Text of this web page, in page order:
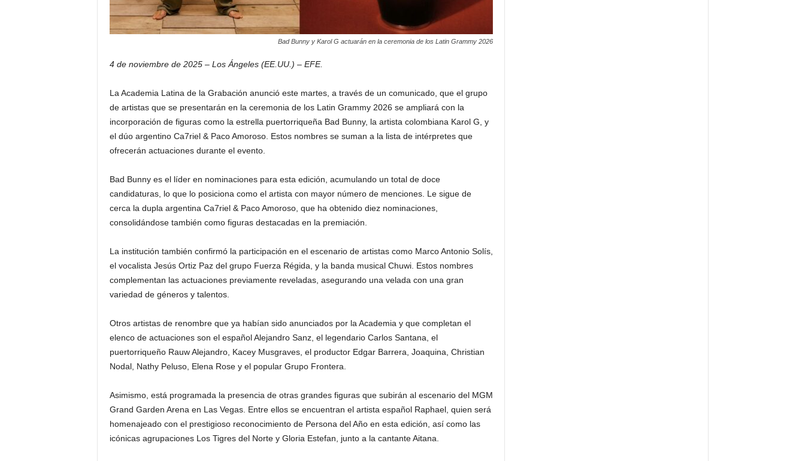
Bad Bunny y Karol G actuarán en la ceremonia de los Latin Grammy 2026
4 de noviembre de 2025 – Los Ángeles (EE.UU.) – EFE.
La Academia Latina de la Grabación anunció este martes, a través de un comunicado, que el grupo
de artistas que se presentarán en la ceremonia de los Latin Grammy 2026 se ampliará con la
incorporación de figuras como la estrella puertorriqueña Bad Bunny, la artista colombiana Karol G, y
el dúo argentino Ca7riel & Paco Amoroso. Estos nombres se suman a la lista de intérpretes que
ofrecerán actuaciones durante el evento.
Bad Bunny es el líder en nominaciones para esta edición, acumulando un total de doce
candidaturas, lo que lo posiciona como el artista con mayor número de menciones. Le sigue de
cerca la dupla argentina Ca7riel & Paco Amoroso, que ha obtenido diez nominaciones,
consolidándose también como figuras destacadas en la premiación.
La institución también confirmó la participación en el escenario de artistas como Marco Antonio Solís,
el vocalista Jesús Ortiz Paz del grupo Fuerza Régida, y la banda musical Chuwi. Estos nombres
complementan las actuaciones previamente reveladas, asegurando una velada con una gran
variedad de géneros y talentos.
Otros artistas de renombre que ya habían sido anunciados por la Academia y que completan el
elenco de actuaciones son el español Alejandro Sanz, el legendario Carlos Santana, el
puertorriqueño Rauw Alejandro, Kacey Musgraves, el productor Edgar Barrera, Joaquina, Christian
Nodal, Nathy Peluso, Elena Rose y el popular Grupo Frontera.
Asimismo, está programada la presencia de otras grandes figuras que subirán al escenario del MGM
Grand Garden Arena en Las Vegas. Entre ellos se encuentran el artista español Raphael, quien será
homenajeado con el prestigioso reconocimiento de Persona del Año en esta edición, así como las
icónicas agrupaciones Los Tigres del Norte y Gloria Estefan, junto a la cantante Aitana.